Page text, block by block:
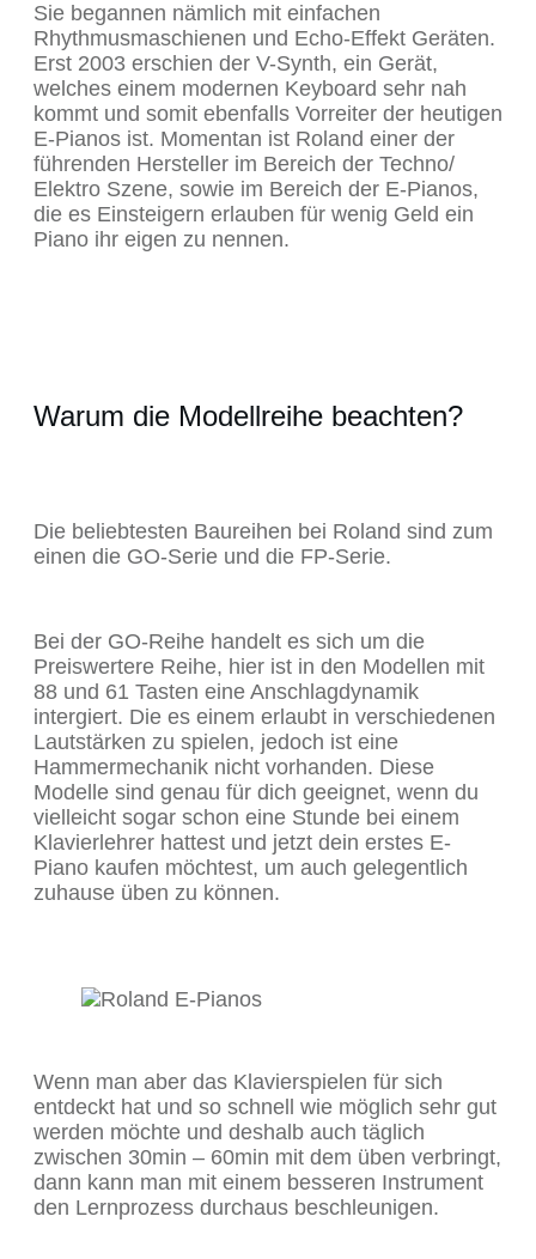
Sie begannen nämlich mit einfachen
Rhythmusmaschienen und Echo-Effekt Geräten.
Erst 2003 erschien der V-Synth, ein Gerät,
welches einem modernen Keyboard sehr nah
kommt und somit ebenfalls Vorreiter der heutigen
E-Pianos ist. Momentan ist Roland einer der
führenden Hersteller im Bereich der Techno/
Elektro Szene, sowie im Bereich der E-Pianos,
die es Einsteigern erlauben für wenig Geld ein
Piano ihr eigen zu nennen.
Warum die Modellreihe beachten?
Die beliebtesten Baureihen bei Roland sind zum
einen die GO-Serie und die FP-Serie.
Bei der GO-Reihe handelt es sich um die
Preiswertere Reihe, hier ist in den Modellen mit
88 und 61 Tasten eine Anschlagdynamik
intergiert. Die es einem erlaubt in verschiedenen
Lautstärken zu spielen, jedoch ist eine
Hammermechanik nicht vorhanden. Diese
Modelle sind genau für dich geeignet, wenn du
vielleicht sogar schon eine Stunde bei einem
Klavierlehrer hattest und jetzt dein erstes E-
Piano kaufen möchtest, um auch gelegentlich
zuhause üben zu können.
Wenn man aber das Klavierspielen für sich
entdeckt hat und so schnell wie möglich sehr gut
werden möchte und deshalb auch täglich
zwischen 30min – 60min mit dem üben verbringt,
dann kann man mit einem besseren Instrument
den Lernprozess durchaus beschleunigen.